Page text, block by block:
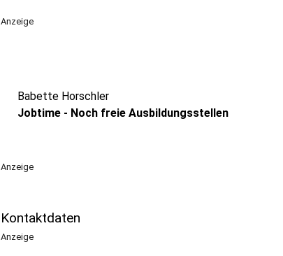
Anzeige
Babette Horschler
Jobtime - Noch freie Ausbildungsstellen
Anzeige
Kontaktdaten
Anzeige